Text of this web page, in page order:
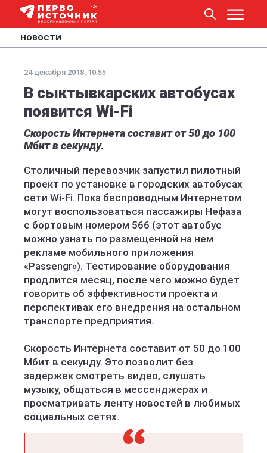
НОВОСТИ
24 декабря 2018, 10:55
В сыктывкарских автобусах
появится Wi-Fi
Скорость Интернета составит от 50 до 100
Мбит в секунду.
Столичный перевозчик запустил пилотный
проект по установке в городских автобусах
сети Wi-Fi. Пока беспроводным Интернетом
могут воспользоваться пассажиры Нефаза
с бортовым номером 566 (этот автобус
можно узнать по размещенной на нем
рекламе мобильного приложения
«Passengr»). Тестирование оборудования
продлится месяц, после чего можно будет
говорить об эффективности проекта и
перспективах его внедрения на остальном
транспорте предприятия.
Скорость Интернета составит от 50 до 100
Мбит в секунду. Это позволит без
задержек смотреть видео, слушать
музыку, общаться в мессенджерах и
просматривать ленту новостей в любимых
социальных сетях.